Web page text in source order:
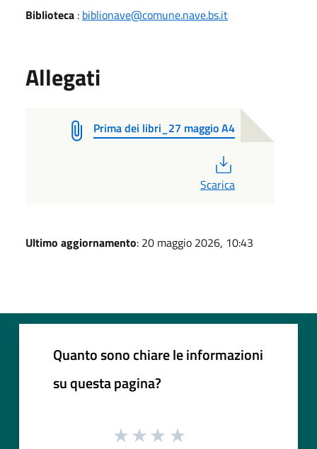
Biblioteca : biblionave@comune.nave.bs.it
Allegati
Prima dei libri_27 maggio A4
Scarica
Ultimo aggiornamento: 20 maggio 2026, 10:43
Quanto sono chiare le informazioni
su questa pagina?